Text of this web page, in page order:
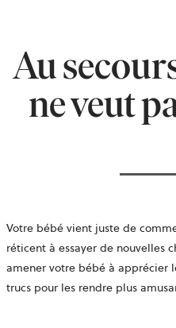
Au
ne veut
Votre bébé vient juste de
réticent à essayer de nouvelles
amener votre bébé à apprécier
trucs pour les rendre plus